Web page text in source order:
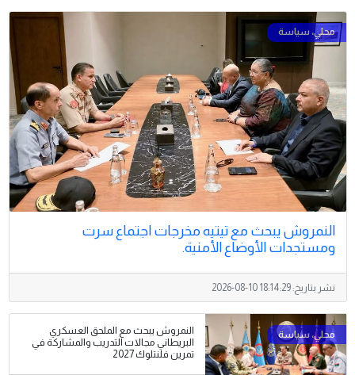
النمروش يبحث مع تيتيه مخرجات اجتماع سرت
ومستجدات الأوضاع الأمنية.
نشر بتاريخ:2026-08-10 18:14:29
النمروش يبحث مع الملحق العسكري
البريطاني مجالات التدريب والمشاركة في
تمرين فلنتلوك 2027